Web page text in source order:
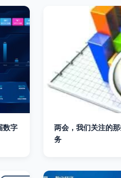
数字
两会，我们关注的
务